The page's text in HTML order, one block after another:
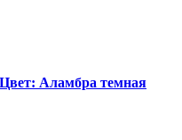
Аламбра темная